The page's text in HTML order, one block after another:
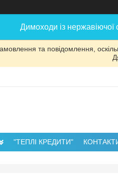
Димоходи із нержавіючої
та повідомлення,
"ТЕПЛІ КРЕДИТИ"